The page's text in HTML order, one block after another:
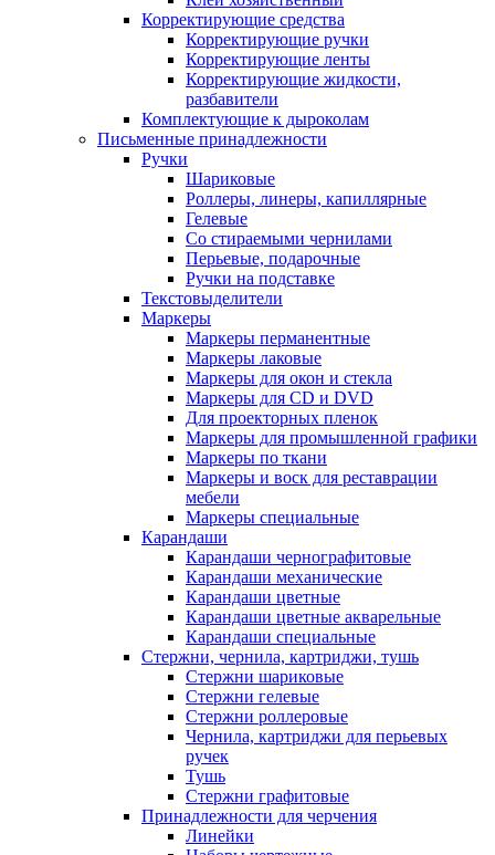
Корректирующие средства
Корректирующие ручки
Корректирующие ленты
Корректирующие жидкости,
разбавители
Комплектующие к дыроколам
Письменные принадлежности
Ручки
Шариковые
Роллеры, линеры, капиллярные
Гелевые
Со стираемыми чернилами
Перьевые, подарочные
Ручки на подставке
Текстовыделители
Маркеры
Маркеры перманентные
Маркеры лаковые
Маркеры для окон и стекла
Маркеры для CD и DVD
Для проекторных пленок
Маркеры для промышленной графики
Маркеры по ткани
Маркеры и воск для реставрации
мебели
Маркеры специальные
Карандаши
Карандаши чернографитовые
Карандаши механические
Карандаши цветные
Карандаши цветные акварельные
Карандаши специальные
Стержни, чернила, картриджи, тушь
Стержни шариковые
Стержни гелевые
Стержни роллеровые
Чернила, картриджи для перьевых
ручек
Тушь
Стержни графитовые
Принадлежности для черчения
Линейки